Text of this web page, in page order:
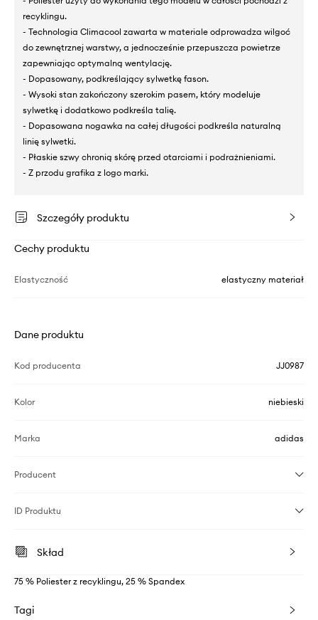
recyklingu.
- Technologia Climacool zawarta w materiale odprowadza wilgoć
do zewnętrznej warstwy, a jednocześnie przepuszcza powietrze
zapewniając optymalną wentylację.
- Dopasowany, podkreślający sylwetkę fason.
- Wysoki stan zakończony szerokim pasem, który modeluje
sylwetkę i dodatkowo podkreśla talię.
- Dopasowana nogawka na całej długości podkreśla naturalną
linię sylwetki.
- Płaskie szwy chronią skórę przed otarciami i podrażnieniami.
- Z przodu grafika z logo marki.
Szczegóły produktu
Cechy produktu
Elastyczność elastyczny materiał
Dane produktu
Kod producenta JJ0987
Kolor niebieski
Marka adidas
Producent
ID Produktu
Skład
75 % Poliester z recyklingu, 25 % Spandex
Tagi